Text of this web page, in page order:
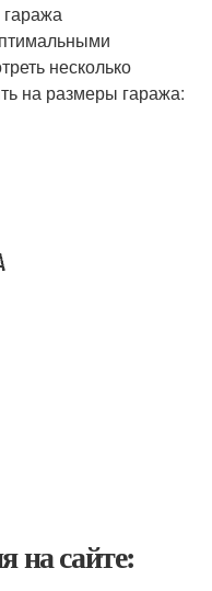
несколько
на размеры гаража:
на сайте: